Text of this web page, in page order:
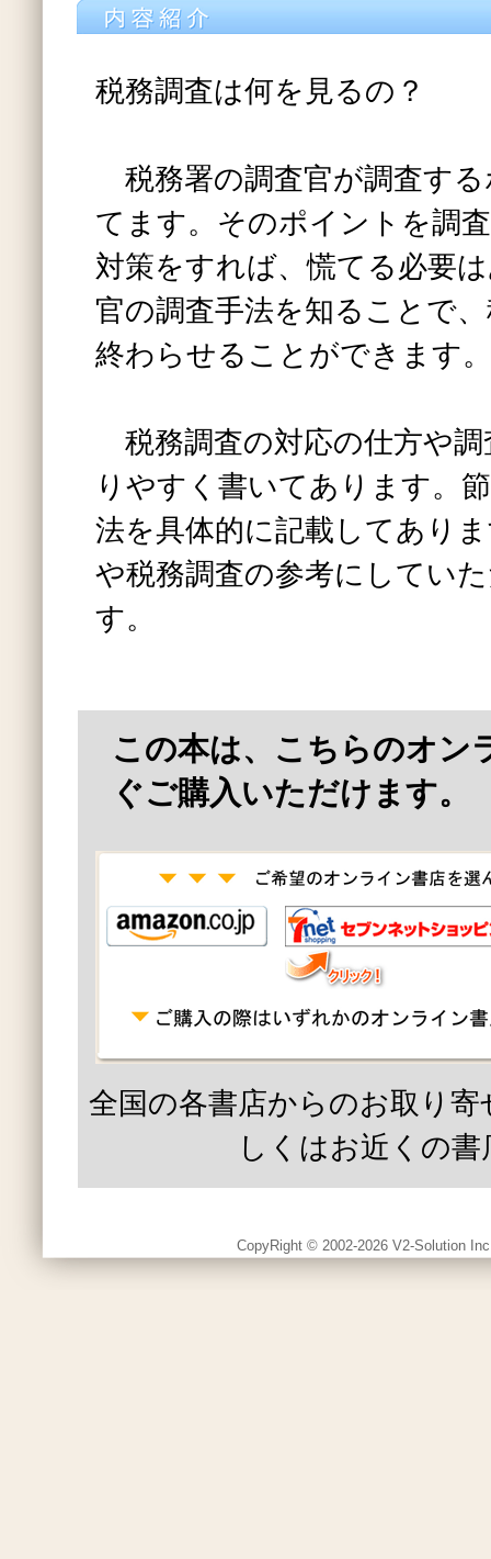
税務調査は何を見るの？
税務署の調査官が調査す
てます。そのポイントを調
対策をすれば、慌てる必要
官の調査手法を知ることで
終わらせることができます。
税務調査の対応の仕方や
りやすく書いてあります。
法を具体的に記載してあり
や税務調査の参考にしてい
す。
この本は、こちらのオン
ぐご購入いただけます。
全国の各書店からのお取り
しくはお近くの書
CopyRight © 2002-2026 V2-Solution